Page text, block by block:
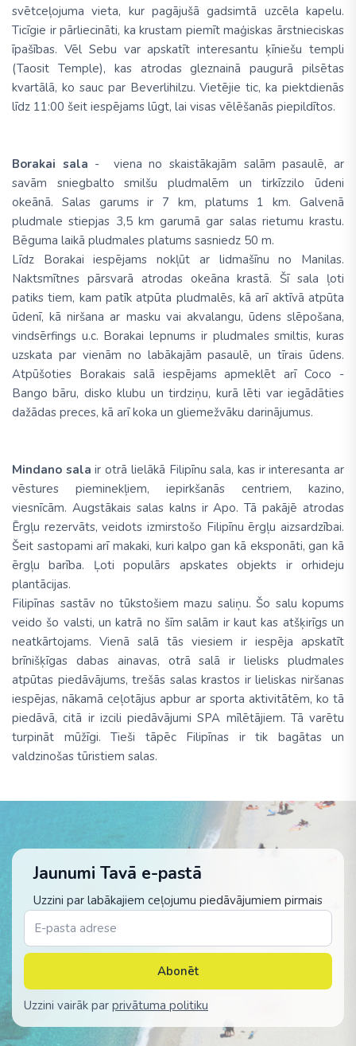
svētceļojuma vieta, kur pagājušā gadsimtā uzcēla kapelu.
Ticīgie ir pārliecināti, ka krustam piemīt maģiskas ārstnieciskas
īpašības. Vēl Sebu var apskatīt interesantu ķīniešu templi
(Taosit Temple), kas atrodas gleznainā paugurā pilsētas
kvartālā, ko sauc par Beverlihilzu. Vietējie tic, ka piektdienās
līdz 11:00 šeit iespējams lūgt, lai visas vēlēšanās piepildītos.
Borakai sala - viena no skaistākajām salām pasaulē, ar
savām sniegbalto smilšu pludmalēm un tirkīzzilo ūdeni
okeānā. Salas garums ir 7 km, platums 1 km. Galvenā
pludmale stiepjas 3,5 km garumā gar salas rietumu krastu.
Bēguma laikā pludmales platums sasniedz 50 m.
Līdz Borakai iespējams nokļūt ar lidmašīnu no Manilas.
Naktsmītnes pārsvarā atrodas okeāna krastā. Šī sala ļoti
patiks tiem, kam patīk atpūta pludmalēs, kā arī aktīvā atpūta
ūdenī, kā niršana ar masku vai akvalangu, ūdens slēpošana,
vindsērfings u.c. Borakai lepnums ir pludmales smiltis, kuras
uzskata par vienām no labākajām pasaulē, un tīrais ūdens.
Atpūšoties Borakais salā iespējams apmeklēt arī Coco -
Bango bāru, disko klubu un tirdziņu, kurā lēti var iegādāties
dažādas preces, kā arī koka un gliemežvāku darinājumus.
Mindano salair otrā lielākā Filipīnu sala, kas ir interesanta ar
vēstures pieminekļiem, iepirkšanās centriem, kazino,
viesnīcām. Augstākais salas kalns ir Apo. Tā pakājē atrodas
Ērgļu rezervāts, veidots izmirstošo Filipīnu ērgļu aizsardzībai.
Šeit sastopami arī makaki, kuri kalpo gan kā eksponāti, gan kā
ērgļu barība. Ļoti populārs apskates objekts ir orhideju
plantācijas.
Filipīnas sastāv no tūkstošiem mazu saliņu. Šo salu kopums
veido šo valsti, un katrā no šīm salām ir kaut kas atšķirīgs un
neatkārtojams. Vienā salā tās viesiem ir iespēja apskatīt
brīnišķīgas dabas ainavas, otrā salā ir lielisks pludmales
atpūtas piedāvājums, trešās salas krastos ir lieliskas niršanas
iespējas, nākamā ceļotājus apbur ar sporta aktivitātēm, ko tā
piedāvā, citā ir izcili piedāvājumi SPA mīlētājiem. Tā varētu
turpināt mūžīgi. Tieši tāpēc Filipīnas ir tik bagātas un
valdzinošas tūristiem salas.
Jaunumi Tavā e-pastā
Uzzini par labākajiem ceļojumu piedāvājumiem pirmais
Abonēt
Uzzini vairāk par privātuma politiku